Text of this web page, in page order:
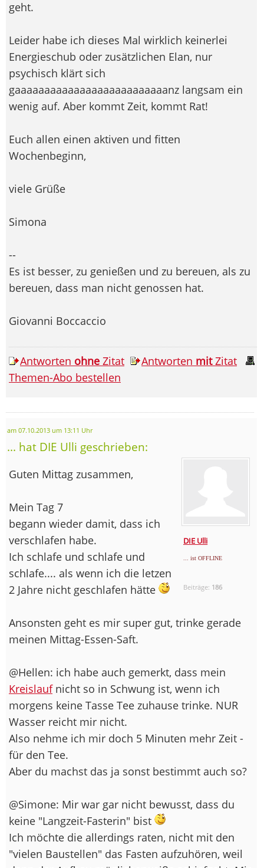
geht.
Leider habe ich dieses Mal wirklich keinerlei
Energieschub oder zusätzlichen Elan, nur
psychisch klärt sich
gaaaaaaaaaaaaaaaaaaaaaaaaaanz langsam ein
wenig auf. Aber kommt Zeit, kommt Rat!
Euch allen einen aktiven und fitten
Wochenbeginn,
viele Grüße
Simona
--
Es ist besser, zu genießen und zu bereuen, als zu
bereuen, dass man nicht genossen hat.
Giovanni Boccaccio
Antworten ohne Zitat Antworten mitZitat
Themen-Abo bestellen
am 07.10.2013 um 13:11 Uhr
... hat DIE Ulli geschrieben:
DIE Ulli
... ist OFFLINE
Beiträge: 186
Guten Mittag zusammen,
Mein Tag 7
begann wieder damit, dass ich
verschlafen habe.
Ich schlafe und schlafe und
schlafe.... als wenn ich die letzen
2 Jahre nicht geschlafen hätte
Ansonsten geht es mir super gut, trinke gerade
meinen Mittag-Essen-Saft.
@Hellen: ich habe auch gemerkt, dass mein
Kreislaufnicht so in Schwung ist, wenn ich
morgens keine Tasse Tee zuhause trinke. NUR
Wasser reicht mir nicht.
Also nehme ich mir doch 5 Minuten mehr Zeit -
für den Tee.
Aber du machst das ja sonst bestimmt auch so?
@Simone: Mir war gar nicht bewusst, dass du
keine "Langzeit-Fasterin" bist
Ich möchte die allerdings raten, nicht mit den
"vielen Baustellen" das Fasten aufzuhören, weil